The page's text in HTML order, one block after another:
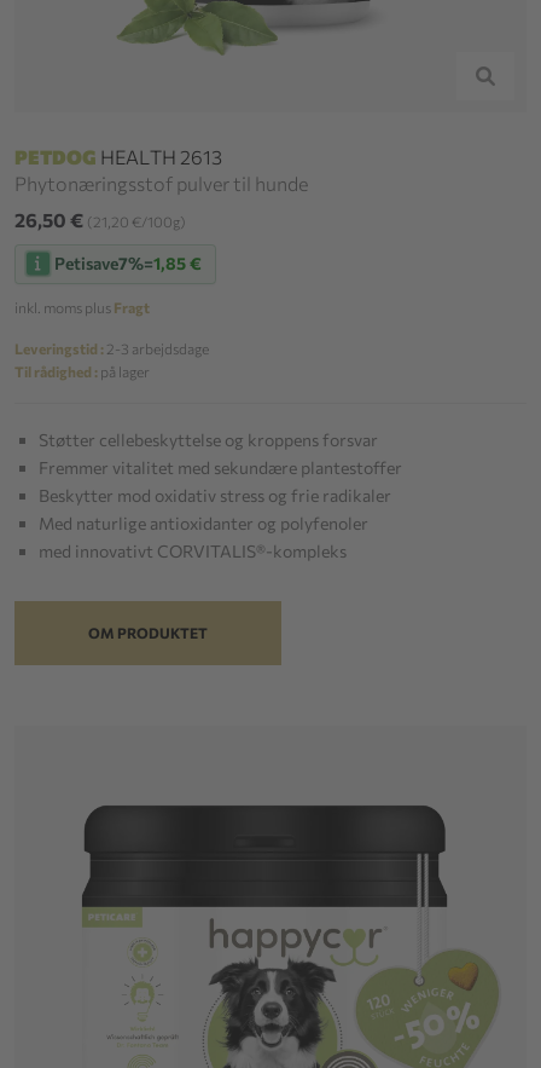
PETDOG HEALTH 2613
Phytonæringsstof pulver til hunde
26,50 € (21,20 €/100g)
Petisave7%=1,85 €
inkl. moms plus Fragt
Leveringstid : 2-3 arbejdsdage
Til rådighed : på lager
Støtter cellebeskyttelse og kroppens forsvar
Fremmer vitalitet med sekundære plantestoffer
Beskytter mod oxidativ stress og frie radikaler
Med naturlige antioxidanter og polyfenoler
med innovativt CORVITALIS®-kompleks
OM PRODUKTET